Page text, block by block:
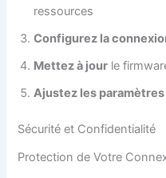
ressources
Configurez la
Mettez à jour le
Ajustez les
Sécurité et Confidentialité
Protection de Votre